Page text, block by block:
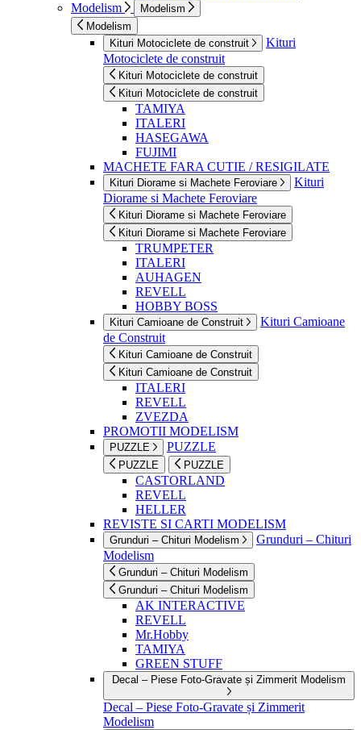
Modelism
Modelism
Modelism
Kituri Motociclete de construit
Kituri
Motociclete de construit
Kituri Motociclete de construit
Kituri Motociclete de construit
TAMIYA
ITALERI
HASEGAWA
FUJIMI
MACHETE FARA CUTIE / RESIGILATE
Kituri Diorame si Machete Feroviare
Kituri
Diorame si Machete Feroviare
Kituri Diorame si Machete Feroviare
Kituri Diorame si Machete Feroviare
TRUMPETER
ITALERI
AUHAGEN
REVELL
HOBBY BOSS
Kituri Camioane de Construit
Kituri Camioane
de Construit
Kituri Camioane de Construit
Kituri Camioane de Construit
ITALERI
REVELL
ZVEZDA
PROMOTII MODELISM
PUZZLE PUZZLE
PUZZLE PUZZLE
CASTORLAND
REVELL
HELLER
REVISTE SI CARTI MODELISM
Grunduri – Chituri Modelism
Grunduri – Chituri
Modelism
Grunduri – Chituri Modelism
Grunduri – Chituri Modelism
AK INTERACTIVE
REVELL
Mr.Hobby
TAMIYA
GREEN STUFF
Decal – Piese Foto-Gravate și Zimmerit Modelism
Decal – Piese Foto-Gravate și Zimmerit
Modelism